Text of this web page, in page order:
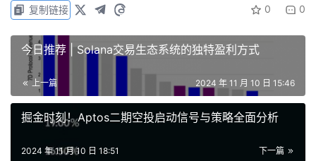
相反，新政府会否制定只推高代币价格的规则，这些规则让
ICO 泡沫？
Massad 指出，当选总统对政策细节兴趣不大，而其他人则
推测他可能会改变对加密的看法。
主席加里·根斯勒？这可能很难实现。SEC 是一个独立的政
0 0
复制链接
今日推荐 | Solana交易生态系统的独特盈利方式
上一篇 2024 年 11 月 10 日 15:46
掘金时刻！Aptos二期空投启动信号与策略全面分析
下一篇
2024 年 11 月 10 日 18:51